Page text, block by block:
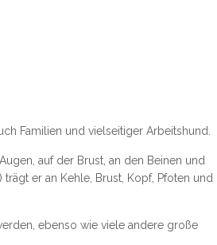
Familien und vielseitiger Arbeitshund.
auf der Brust, an den Beinen und
er an Kehle, Brust, Kopf, Pfoten und
ebenso wie viele andere große